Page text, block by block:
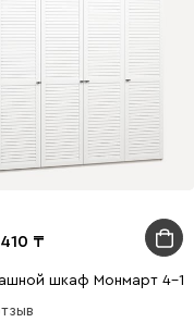
шкаф Монмарт 4-